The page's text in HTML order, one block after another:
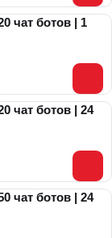
чат ботов | 1
чат ботов | 24
чат ботов | 24